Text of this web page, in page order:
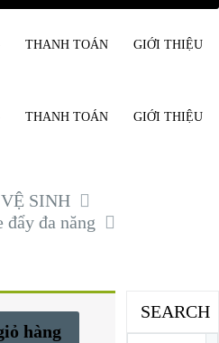
THANH TOÁN GIỚI THIỆU
THANH TOÁN GIỚI THIỆU
SINH
đẩy đa năng
hàng
SEARCH